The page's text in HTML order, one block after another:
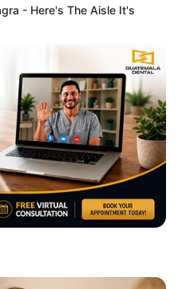
To Perform Better
- Here's The Aisle It's